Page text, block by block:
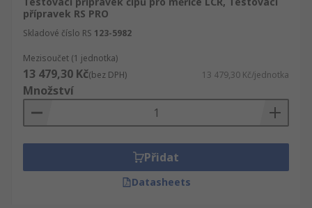
přípravek RS PRO
Skladové číslo RS 123-5982
Mezisoučet (1 jednotka)
13 479,30 Kč(bez DPH) 13 479,30 Kč/jednotka
Množství
Přidat
Datasheets